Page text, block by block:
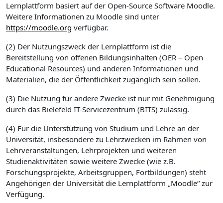
Lernplattform basiert auf der Open-Source Software Moodle.
Weitere Informationen zu Moodle sind unter
https://moodle.org verfügbar.
(2) Der Nutzungszweck der Lernplattform ist die
Bereitstellung von offenen Bildungsinhalten (OER – Open
Educational Resources) und anderen Informationen und
Materialien, die der Öffentlichkeit zugänglich sein sollen.
(3) Die Nutzung für andere Zwecke ist nur mit Genehmigung
durch das Bielefeld IT-Servicezentrum (BITS) zulässig.
(4) Für die Unterstützung von Studium und Lehre an der
Universität, insbesondere zu Lehrzwecken im Rahmen von
Lehrveranstaltungen, Lehrprojekten und weiteren
Studienaktivitäten sowie weitere Zwecke (wie z.B.
Forschungsprojekte, Arbeitsgruppen, Fortbildungen) steht
Angehörigen der Universität die Lernplattform „Moodle“ zur
Verfügung.